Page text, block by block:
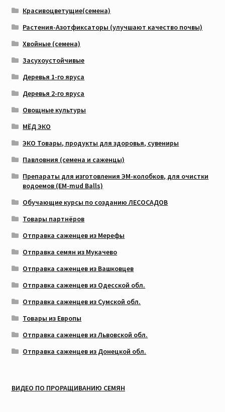
Красивоцветущие(семена)
Растения-Азотфиксаторы (улучшают качество почвы)
Хвойные (семена)
Засухоустойчивые
Деревья 1-го яруса
Деревья 2-го яруса
Овощные культуры
МЁД ЭКО
ЭКО Товары, продукты для здоровья, сувениры
Павловния (семена и саженцы)
Препараты для изготовления ЭМ-колобков, для очистки
водоемов (EM-mud Balls)
Обучающие курсы по созданию ЛЕСОСАДОВ
Товары партнёров
Отправка саженцев из Мерефы
Отправка семян из Мукачево
Отправка саженцев из Вашковцев
Отправка саженцев из Одесской обл.
Отправка саженцев из Сумской обл.
Товары из Европы
Отправка саженцев из Львовской обл.
Отправка саженцев из Донецкой обл.
ВИДЕО ПО ПРОРАЩИВАНИЮ СЕМЯН